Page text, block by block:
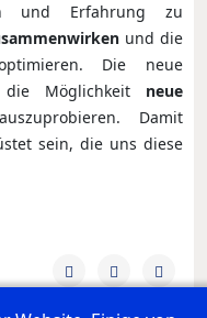
und Erfahrung zu
und die
Die neue
die Möglichkeit neue
Damit
sein, die uns diese